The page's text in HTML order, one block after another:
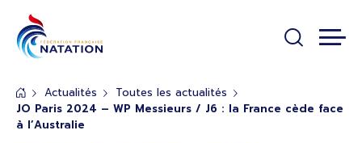
Actualités
Toutes les actualités
JO Paris 2024 – WP Messieurs / J6 : la France cède face
à l’Australie
Panneau de gestion des cookies